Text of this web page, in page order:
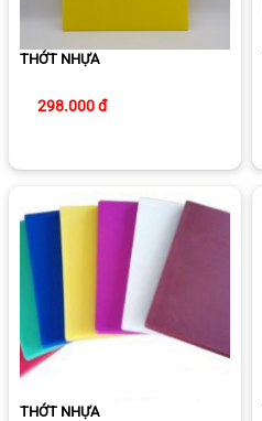
THỚT NHỰA
298.000 đ
THỚT NHỰA